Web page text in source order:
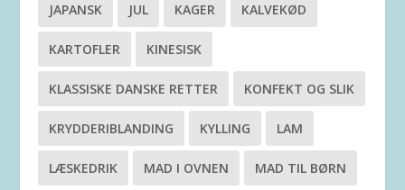
JAPANSK JUL KAGER KALVEKØD
KARTOFLER KINESISK
KLASSISKE DANSKE RETTER KONFEKT OG SLIK
KRYDDERIBLANDING KYLLING LAM
LÆSKEDRIK MAD I OVNEN MAD TIL BØRN